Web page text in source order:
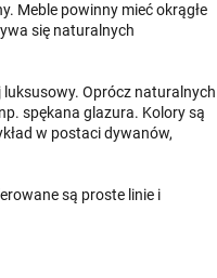
Meble powinny mieć okrągłe
się naturalnych
Oprócz naturalnych
spękana glazura. Kolory są
w postaci dywanów,
są proste linie i